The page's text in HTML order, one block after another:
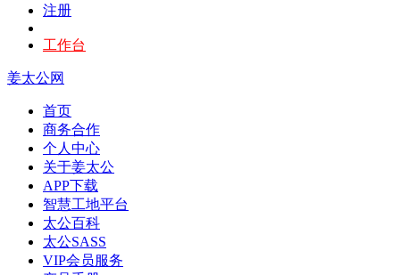
注册
工作台
姜太公网
首页
商务合作
个人中心
关于姜太公
APP下载
智慧工地平台
太公百科
太公SASS
VIP会员服务